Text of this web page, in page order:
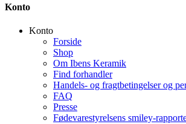
Konto
Konto
Forside
Shop
Om Ibens Keramik
Find forhandler
Handels- og fragtbetingelser og
FAQ
Presse
Fødevarestyrelsens smiley-